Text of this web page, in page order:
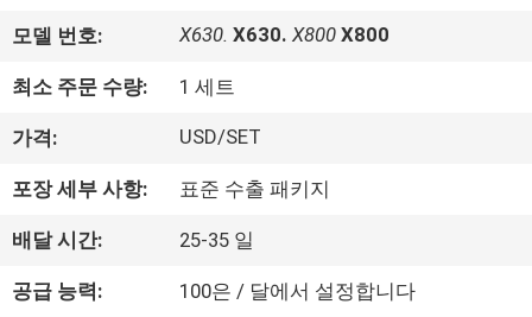
사
소
공
장
견
모델 번호: X630. X630. X800 X800
최소 주문 수량: 1 세트
가격: USD/SET
포장 세부 사항: 표준 수출 패키지
배달 시간: 25-35 일
공급 능력: 100은 / 달에서 설정합니다